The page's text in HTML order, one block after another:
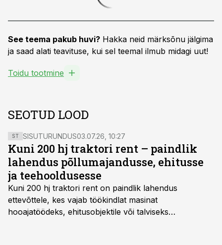
See teema pakub huvi? Hakka neid märksõnu jälgima
ja saad alati teavituse, kui sel teemal ilmub midagi uut!
Toidu tootmine
SEOTUD LOOD
ST SISUTURUNDUS03.07.26, 10:27
Kuni 200 hj traktori rent – paindlik
lahendus põllumajandusse, ehitusse
ja teehooldusesse
Kuni 200 hj traktori rent on paindlik lahendus
ettevõttele, kes vajab töökindlat masinat
hooajatöödeks, ehitusobjektile või talviseks